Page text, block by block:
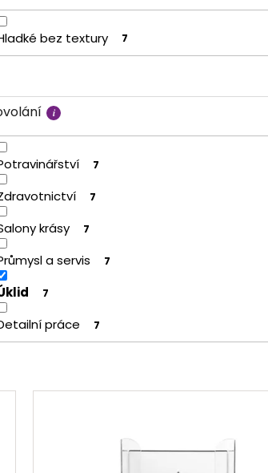
bez textury 7
7
7
krásy 7
a servis 7
7
práce 7